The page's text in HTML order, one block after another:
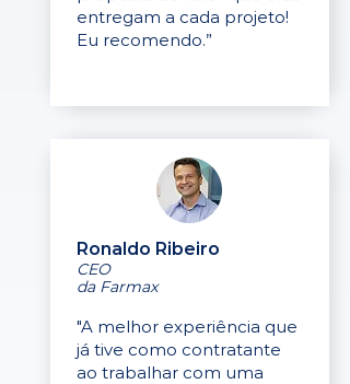
entregam a cada projeto!
Eu recomendo.”
Ronaldo Ribeiro
CEO
da Farmax
"A melhor experiência que
já tive como contratante
ao trabalhar com uma